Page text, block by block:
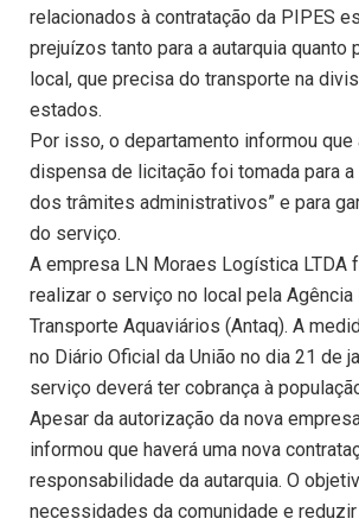
relacionados à contratação da PIPES
prejuízos tanto para a autarquia quanto
local, que precisa do transporte na
estados.
Por isso, o departamento informou que
dispensa de licitação foi tomada para a
dos trâmites administrativos” e para
do serviço.
A empresa LN Moraes Logística LTDA
realizar o serviço no local pela Agência
Transporte Aquaviários (Antaq). A
no Diário Oficial da União no dia 21 de
serviço deverá ter cobrança à
Apesar da autorização da nova
informou que haverá uma nova
responsabilidade da autarquia. O
necessidades da comunidade e